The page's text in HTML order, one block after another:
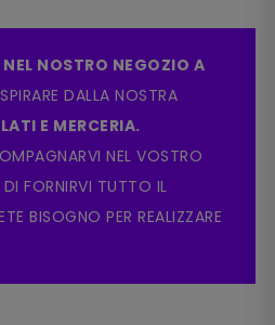
NOSTRO NEGOZIO A
DALLA NOSTRA
E MERCERIA.
NEL VOSTRO
FORNIRVI TUTTO IL
BISOGNO PER REALIZZARE